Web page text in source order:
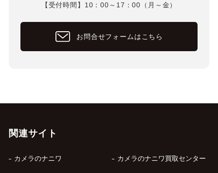
【受付時間】10：00～17：00（月～金）
お問合せフォームはこちら
関連サイト
カメラのナニワ カメラのナニワ買取センター